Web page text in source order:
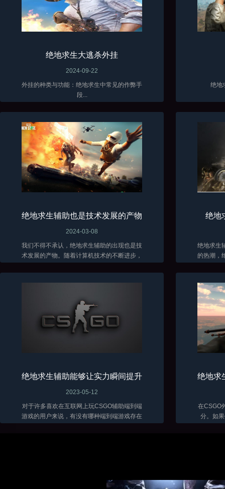
绝地求生大逃杀外挂
2024-09-22
外挂的种类与功能：绝地求生中常见的作弊手
段...
绝地
绝地求生辅助也是技术发展的产物
2024-03-08
我们不得不承认，绝地求生辅助的出现也是技
术发展的产物。随着计算机技术的不断进步，
绝地
绝地求生
的热潮，
绝地求生辅助能够让实力瞬间提升
2023-05-12
对于许多喜欢在互联网上玩CSGO辅助端到端
游戏的用户来说，有没有哪种端到端游戏存在
绝地求
在CSGO
分。如